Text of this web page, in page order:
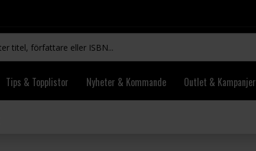
Tips & Topplistor Nyheter & Kommande Outlet & Kampanjer